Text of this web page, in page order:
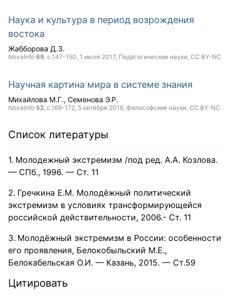
Наука и культура в период возрождения
востока
Жабборова Д.З.
NovaInfo 69, с.147-150, 1 июля 2017, Педагогические науки, CC BY-NC
Научная картина мира в системе знания
Михайлова М.Г. Семенова Э.Р.
NovaInfo 52, с.169-172, 5 октября 2016, Философские науки, CC BY-NC
Список литературы
Молодежный экстремизм /под ред. А.А. Козлова.
— СПб., 1996. — Ст. 11
Гречкина Е.М. Молодёжный политический
экстремизм в условиях трансформирующейся
российской действительности, 2006.- Ст. 11
Молодёжный экстремизм в России: особенности
его проявления, Белокобыльский М.Е.,
Белокабельская О.И. — Казань, 2015. — Ст.59
Цитировать